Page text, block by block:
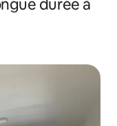
durée à